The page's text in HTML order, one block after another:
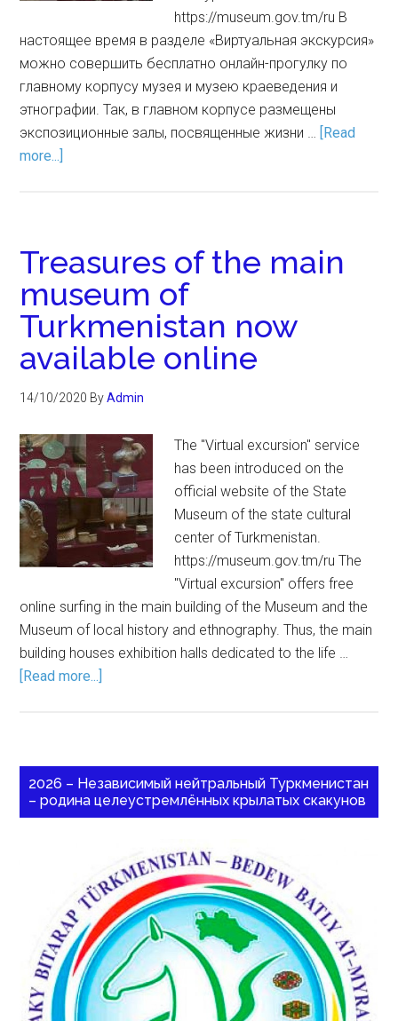
https://museum.gov.tm/ru В
настоящее время в разделе «Виртуальная экскурсия»
можно совершить бесплатно онлайн-прогулку по
главному корпусу музея и музею краеведения и
этнографии. Так, в главном корпусе размещены
экспозиционные залы, посвященные жизни … [Read
more...]
Treasures of the main
museum of
Turkmenistan now
available online
14/10/2020 ByAdmin
The "Virtual excursion" service
has been introduced on the
official website of the State
Museum of the state cultural
center of Turkmenistan.
https://museum.gov.tm/ru The
"Virtual excursion" offers free
online surfing in the main building of the Museum and the
Museum of local history and ethnography. Thus, the main
building houses exhibition halls dedicated to the life …
[Read more...]
2026 – Независимый нейтральный Туркменистан
– родина целеустремлённых крылатых скакунов